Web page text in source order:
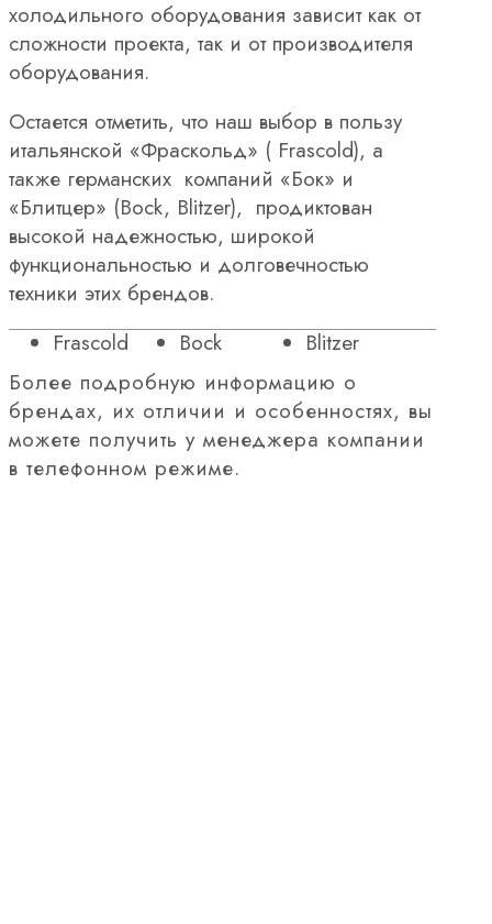
холодильного оборудования зависит как от
сложности проекта, так и от производителя
оборудования.
Остается отметить, что наш выбор в пользу
итальянской «Фраскольд» ( Frascold), а
также германских компаний «Бок» и
«Блитцер» (Bock, Blitzer), продиктован
высокой надежностью, широкой
функциональностью и долговечностью
техники этих брендов.
Frascold
Bock
Blitzer
Более подробную информацию о
брендах, их отличии и особенностях, вы
можете получить у менеджера компании
в телефонном режиме.